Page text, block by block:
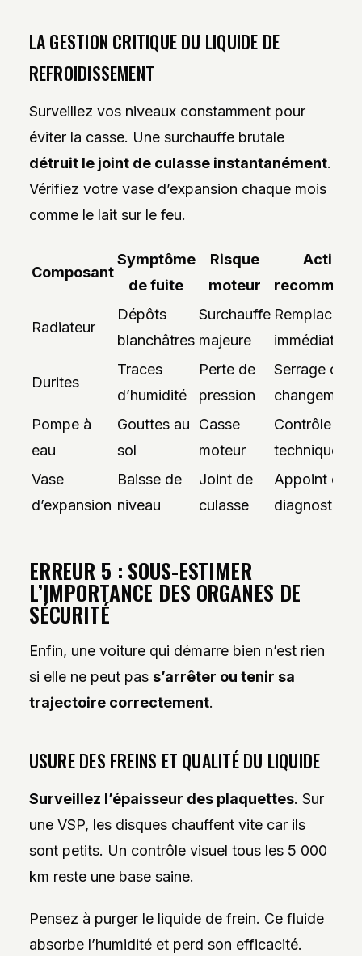
LA GESTION CRITIQUE DU LIQUIDE DE
REFROIDISSEMENT
Surveillez vos niveaux constamment pour
éviter la casse. Une surchauffe brutale
détruit le joint de culasse instantanément.
Vérifiez votre vase d’expansion chaque mois
comme le lait sur le feu.
Composant
Symptôme
de fuite
Risque
moteur
Action
Radiateur
Dépôts
blanchâtres
Surchauffe
majeure
immédiat
Durites
Traces
d’humidité
Perte de
pression
Serrage ou
changement
Pompe à
eau
Gouttes au
sol
Casse
moteur
Contrôle
technique
Vase
d’expansion
Baisse de
niveau
Joint de
culasse
Appoint et
diagnostic
ERREUR 5 : SOUS-ESTIMER
L’IMPORTANCE DES ORGANES DE
SÉCURITÉ
Enfin, une voiture qui démarre bien n’est rien
si elle ne peut pas s’arrêter ou tenir sa
trajectoire correctement.
USURE DES FREINS ET QUALITÉ DU LIQUIDE
Surveillez l’épaisseur des plaquettes. Sur
une VSP, les disques chauffent vite car ils
sont petits. Un contrôle visuel tous les 5 000
km reste une base saine.
Pensez à purger le liquide de frein. Ce fluide
absorbe l’humidité et perd son efficacité.